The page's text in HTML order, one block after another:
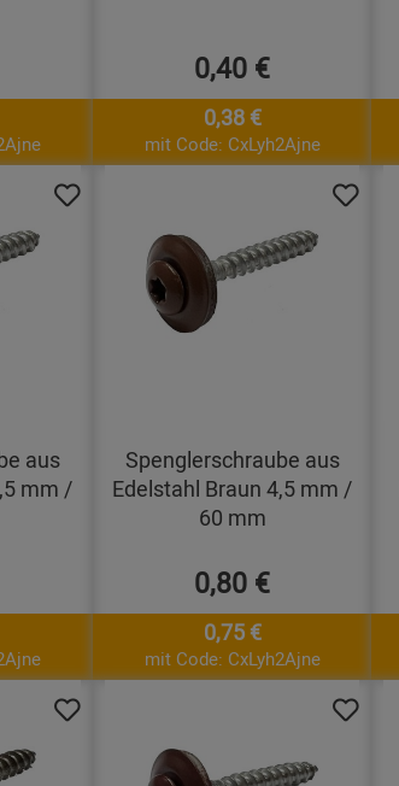
0,40 €
0,38 €
mit Code: CxLyh2Ajne
aus
mm /
Spenglerschraube aus
Edelstahl Braun 4,5 mm /
60 mm
0,80 €
0,75 €
mit Code: CxLyh2Ajne